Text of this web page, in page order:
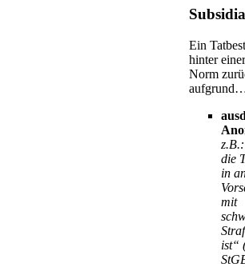
Ein
hinter
Norm
die
in
mit
ist“